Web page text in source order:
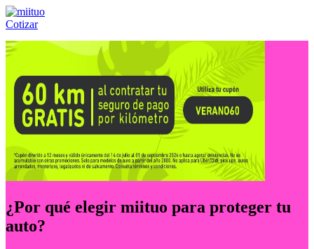
Cotizar
Llámanos al:(55) 84-21-05-00 ó
¿Por qué elegir miituo para proteger tu
auto?